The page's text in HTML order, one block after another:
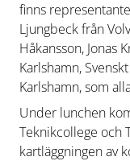
finns
Ljungbeck från
Håkansson, Jonas
Karlshamn,
Karlshamn, som
Under lunchen
Teknikcollege och
kartläggningen av